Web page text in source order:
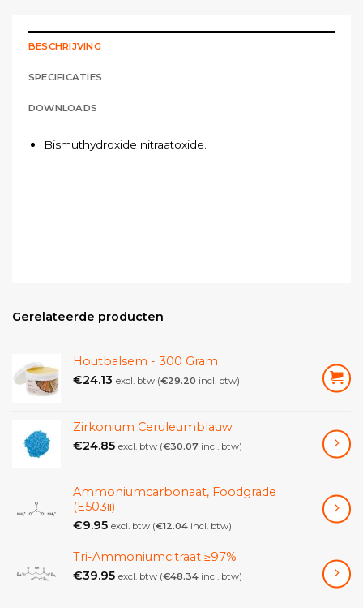
BESCHRIJVING
SPECIFICATIES
DOWNLOADS
Bismuthydroxide nitraatoxide.
Gerelateerde producten
Houtbalsem - 300 Gram
€24.13 excl. btw (€29.20 incl. btw)
Zirkonium Ceruleumblauw
€24.85 excl. btw (€30.07 incl. btw)
Ammoniumcarbonaat, Foodgrade
(E503ii)
€9.95 excl. btw (€12.04 incl. btw)
Tri-Ammoniumcitraat ≥97%
€39.95 excl. btw (€48.34 incl. btw)